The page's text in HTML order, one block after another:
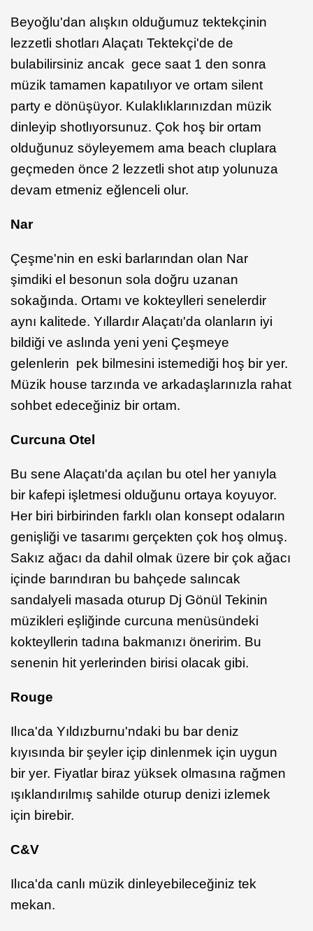
Beyoğlu'dan alışkın olduğumuz tektekçinin
lezzetli shotları Alaçatı Tektekçi'de de
bulabilirsiniz ancak gece saat 1 den sonra
müzik tamamen kapatılıyor ve ortam silent
party e dönüşüyor. Kulaklıklarınızdan müzik
dinleyip shotlıyorsunuz. Çok hoş bir ortam
olduğunuz söyleyemem ama beach cluplara
geçmeden önce 2 lezzetli shot atıp yolunuza
devam etmeniz eğlenceli olur.
Nar
Çeşme'nin en eski barlarından olan Nar
şimdiki el besonun sola doğru uzanan
sokağında. Ortamı ve kokteylleri senelerdir
aynı kalitede. Yıllardır Alaçatı'da olanların iyi
bildiği ve aslında yeni yeni Çeşmeye
gelenlerin pek bilmesini istemediği hoş bir yer.
Müzik house tarzında ve arkadaşlarınızla rahat
sohbet edeceğiniz bir ortam.
Curcuna Otel
Bu sene Alaçatı'da açılan bu otel her yanıyla
bir kafepi işletmesi olduğunu ortaya koyuyor.
Her biri birbirinden farklı olan konsept odaların
genişliği ve tasarımı gerçekten çok hoş olmuş.
Sakız ağacı da dahil olmak üzere bir çok ağacı
içinde barındıran bu bahçede salıncak
sandalyeli masada oturup Dj Gönül Tekinin
müzikleri eşliğinde curcuna menüsündeki
kokteyllerin tadına bakmanızı öneririm. Bu
senenin hit yerlerinden birisi olacak gibi.
Rouge
Ilıca'da Yıldızburnu'ndaki bu bar deniz
kıyısında bir şeyler içip dinlenmek için uygun
bir yer. Fiyatlar biraz yüksek olmasına rağmen
ışıklandırılmış sahilde oturup denizi izlemek
için birebir.
C&V
Ilıca'da canlı müzik dinleyebileceğiniz tek
mekan.